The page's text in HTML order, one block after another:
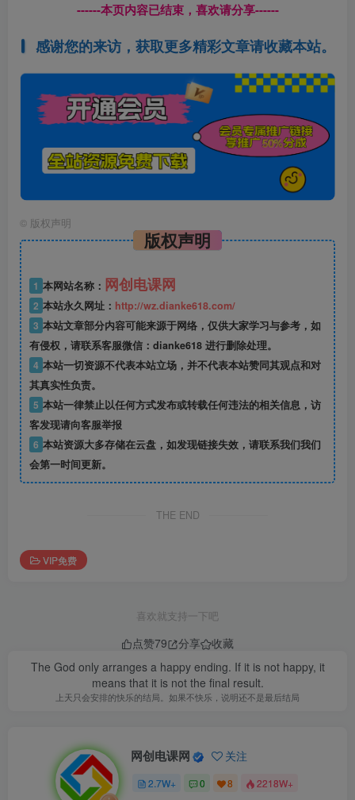
------本页内容已结束，喜欢请分享------
感谢您的来访，获取更多精彩文章请收藏本站。
© 版权声明
版权声明
1 本网站名称： 网创电课网
2 本站永久网址： http://wz.dianke618.com/
3 本站文章部分内容可能来源于网络，仅供大家学习与参考，如
有侵权，请联系客服微信：dianke618 进行删除处理。
4 本站一切资源不代表本站立场，并不代表本站赞同其观点和对
其真实性负责。
5 本站一律禁止以任何方式发布或转载任何违法的相关信息，访
客发现请向客服举报
6 本站资源大多存储在云盘，如发现链接失效，请联系我们我们
会第一时间更新。
THE END
VIP免费
喜欢就支持一下吧
点赞79 分享
收藏
The God only arranges a happy ending. If it is not happy, it
means that it is not the final result.
上天只会安排的快乐的结局。如果不快乐，说明还不是最后结局
网创电课网 关注
2.7W+ 0 8 2218W+